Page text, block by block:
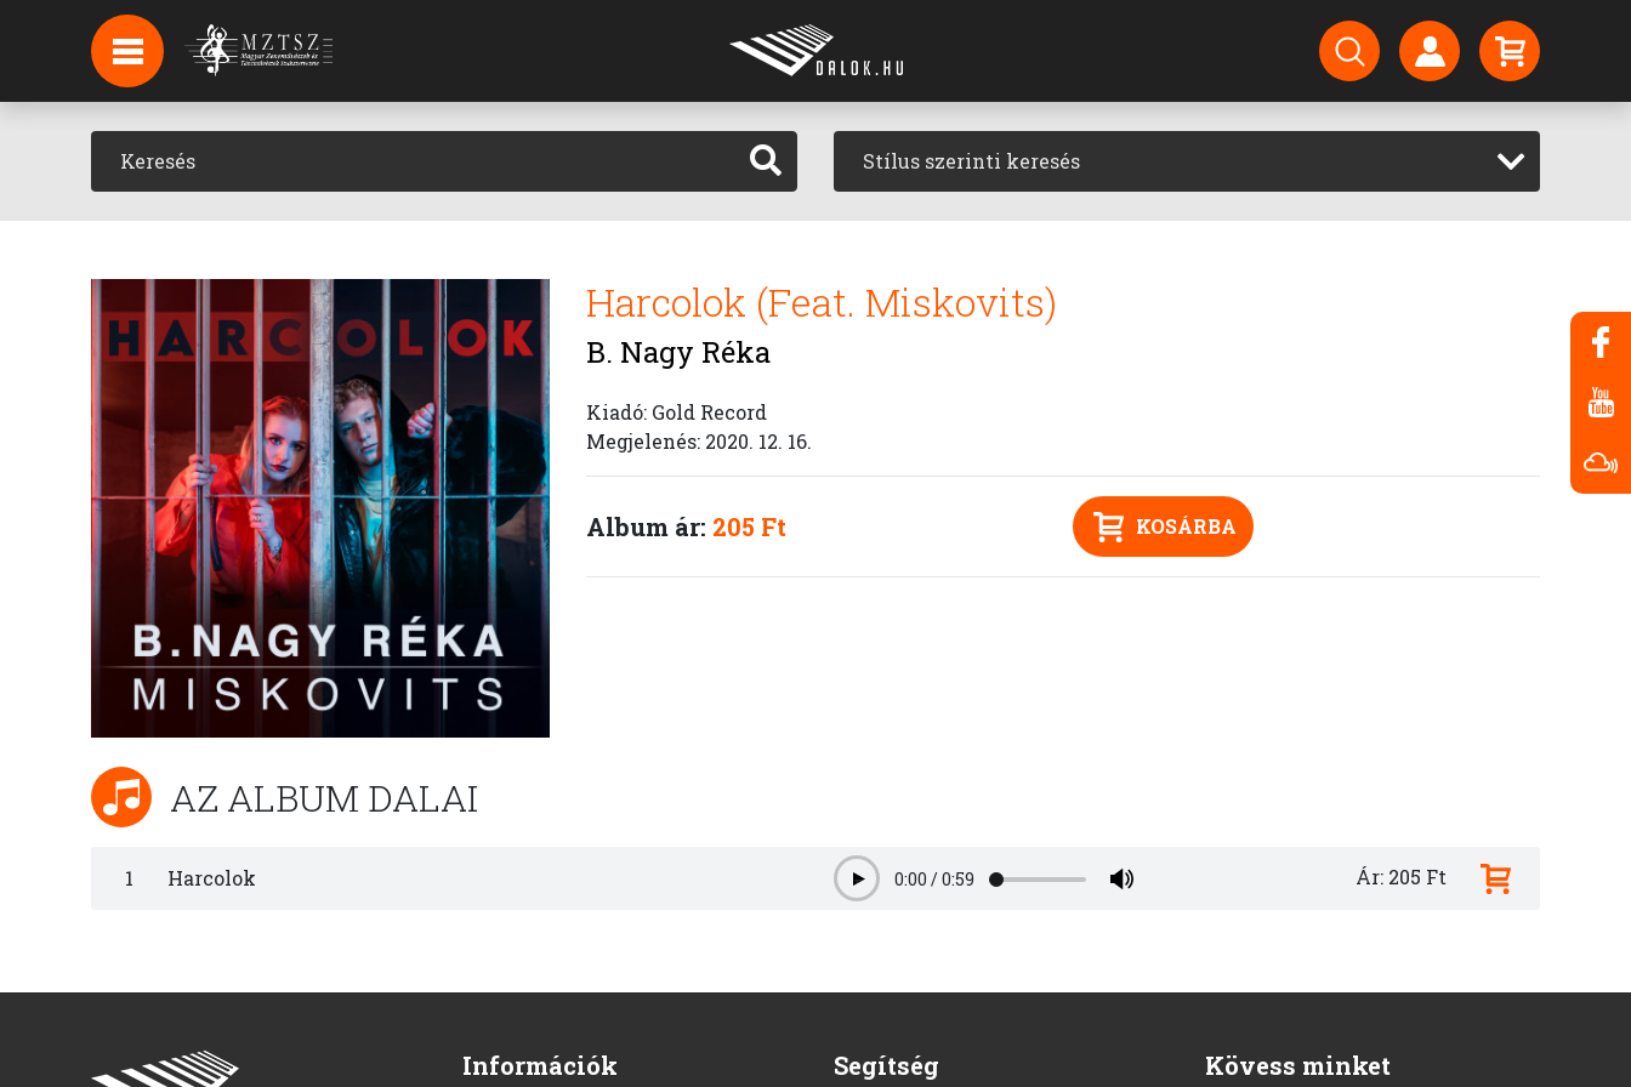
HÍREK
HÍRLEVÉL FELIRATKOZÁS
PODCAST Stílus szerinti keresés
Harcolok (Feat. Miskovits)
B. Nagy Réka
Kiadó: Gold Record
Megjelenés: 2020. 12. 16.
Album ár: 205 Ft KOSÁRBA
AZ ALBUM DALAI
1 Harcolok Play0:00 /0:59 Ár: 205 Ft
Információk Segítség Kövess minket